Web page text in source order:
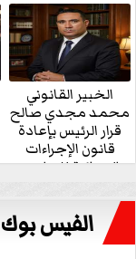
الخبير القانوني
محمد مجدي صالح
قرار الرئيس بإعادة
قانون الإجراءات
الجنائية للنواب...
الفيس بوك